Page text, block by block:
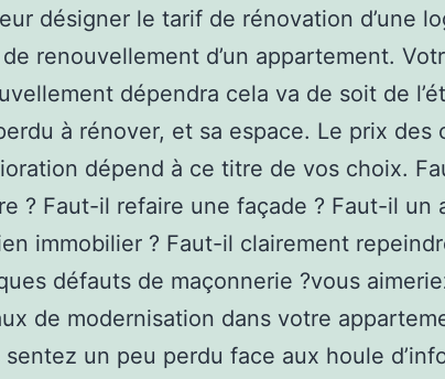
désigner le tarif de rénovation d’une
renouvellement d’un appartement.
dépendra cela va de soit de
à rénover, et sa espace. Le prix des
dépend à ce titre de vos choix.
? Faut-il refaire une façade ? Faut-il un
immobilier ? Faut-il clairement
défauts de maçonnerie ?vous
de modernisation dans votre
sentez un peu perdu face aux houle